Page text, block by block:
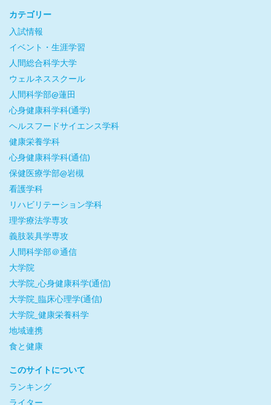
カテゴリー
入試情報
イベント・生涯学習
人間総合科学大学
ウェルネススクール
人間科学部@蓮田
心身健康科学科(通学)
ヘルスフードサイエンス学科
健康栄養学科
心身健康科学科(通信)
保健医療学部@岩槻
看護学科
リハビリテーション学科
理学療法学専攻
義肢装具学専攻
人間科学部＠通信
大学院
大学院_心身健康科学(通信)
大学院_臨床心理学(通信)
大学院_健康栄養科学
地域連携
食と健康
このサイトについて
ランキング
ライター